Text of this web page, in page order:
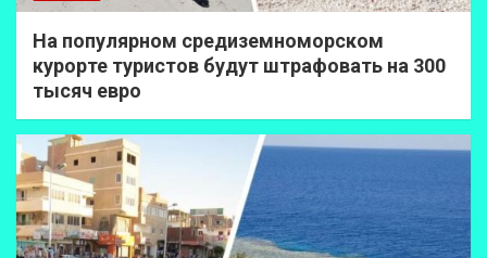
На популярном средиземноморском
курорте туристов будут штрафовать на 300
тысяч евро